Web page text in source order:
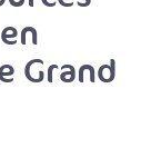
Grand